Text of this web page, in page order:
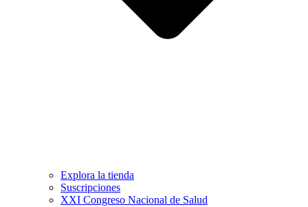
Explora la tienda
Suscripciones
XXI Congreso Nacional de Salud